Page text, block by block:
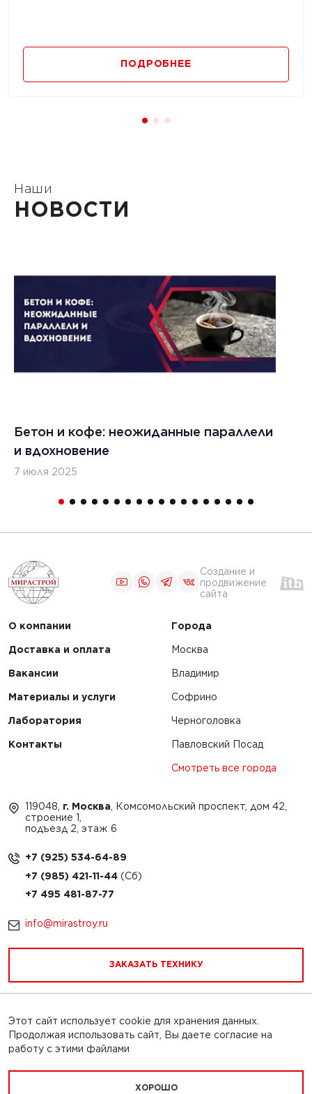
ПОДРОБНЕЕ
Наши
НОВОСТИ
Бетон и кофе: неожиданные параллели
и вдохновение
7 июля 2025
Создание и
продвижение
сайта
О компании
Доставка и оплата
Вакансии
Материалы и услуги
Лаборатория
Контакты
Города
Москва
Владимир
Софрино
Черноголовка
Павловский Посад
Смотреть все города
119048, г. Москва , Комсомольский проспект, дом 42,
строение 1,
подъезд 2, этаж 6
+7 (925) 534-64-89
+7 (985) 421-11-44
+7 495 481-87-77
info@mirastroy.ru
ЗАКАЗАТЬ ТЕХНИКУ
Обращаем Ваше внимание на то, что данный интернет-
сайт и его содержимое носит исключительно
информационный характер и ни при каких условиях
офертой, определяемой положениями Статьи 437
Этот сайт использует cookie для хранения данных.
Продолжая использовать сайт, Вы даете согласие на
работу с этими файлами
ХОРОШО